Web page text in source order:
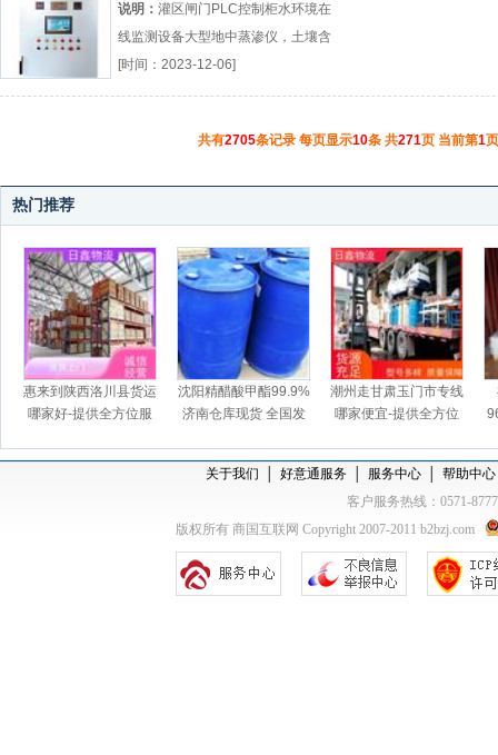
说明： 灌区闸门PLC控制柜水环境在
线监测设备大型地中蒸渗仪，土壤含
水量监测厂（...『水环境在线监测设
备』
[时间：2023-12-06]
共有2705条记录 每页显示10条 共271页 当前第1
热门推荐
惠来到陕西洛川县货运
哪家好-提供全方位服
沈阳精醋酸甲酯99.9%
济南仓库现货 全国发
潮州走甘肃玉门市专线
哪家便宜-提供全方位
关于我们 好意通服务 服务中心
帮助中心
客户服务热线：0571-
版权所有 商国互联网 Copyright 2007-2011 b2bzj.com